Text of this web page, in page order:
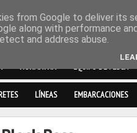
NORMATIVA EQUIPO DE PESCA
LÍNEAS EMBARCACIONES
from Google to deliver its
along with performance
and address abuse.